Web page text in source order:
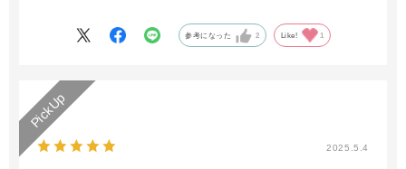
参考になった 2 Like! 1
2025.5.4